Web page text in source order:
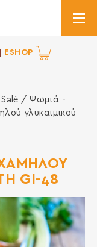
ESHOP
Salé /Ψωμιά -
γλυκαιμικού
GI-48